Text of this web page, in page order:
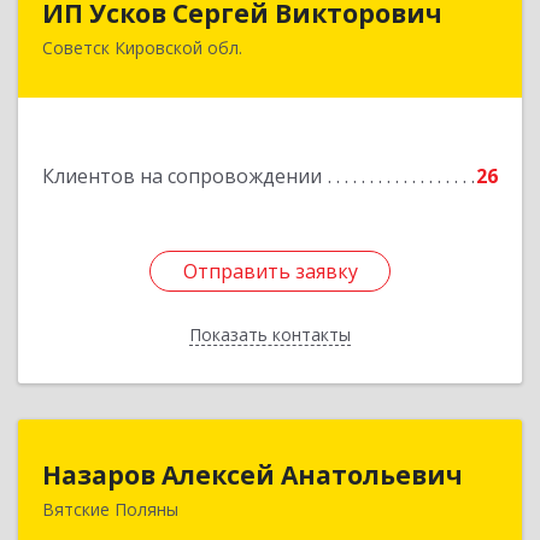
ИП Усков Сергей Викторович
Советск Кировской обл.
Клиентов на сопровождении 26
Отправить заявку
Показать контакты
613340, Кировская обл, Советск г, Дружбы ул,
Отправить заявку
Назад
Назаров Алексей Анатольевич
Вятские Поляны
Назаров Алексей Анатольевич
612964,Кировская обл,город Вятские Поляны